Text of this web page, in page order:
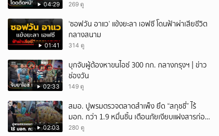
04:29 269 ดู
01:41
‘ซอฟวัน อาแว’ แข้งยะลา เอฟซี โดนฟ้าผ่าเสียชีวิต
กลางสนาม
314 ดู
02:33
บุกจับผู้ต้องหาขนไอซ์ 300 กก. กลางกรุงฯ | ข่าว
ช่องวัน
149 ดู
02:03
สมอ. ปูพรมตรวจตลาดสำเพ็ง ยึด “สกุชชี่” ไร้
มอก. กว่า 1.9 หมื่นชิ้น เตือนภัยเงียบแฝงสารก่อ
มะเร็งและโลหะหนัก
280 ดู